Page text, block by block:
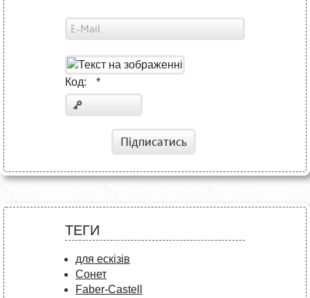
Код: *
Підписатись
ТЕГИ
для ескізів
Сонет
Faber-Castell